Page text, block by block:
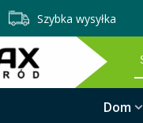
Szybka wysyłka
Dom